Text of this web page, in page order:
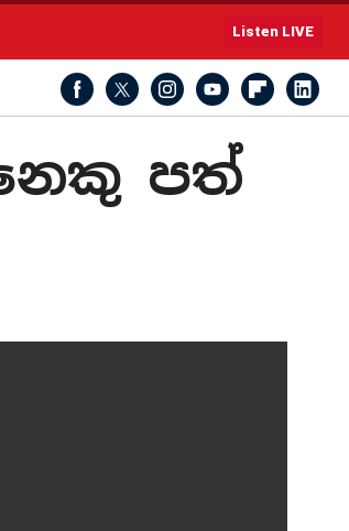
Listen LIVE
පත්